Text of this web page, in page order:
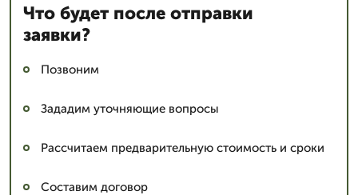
Что будет после отправки
заявки?
Позвоним
Зададим уточняющие вопросы
Рассчитаем предварительную стоимость и сроки
Составим договор